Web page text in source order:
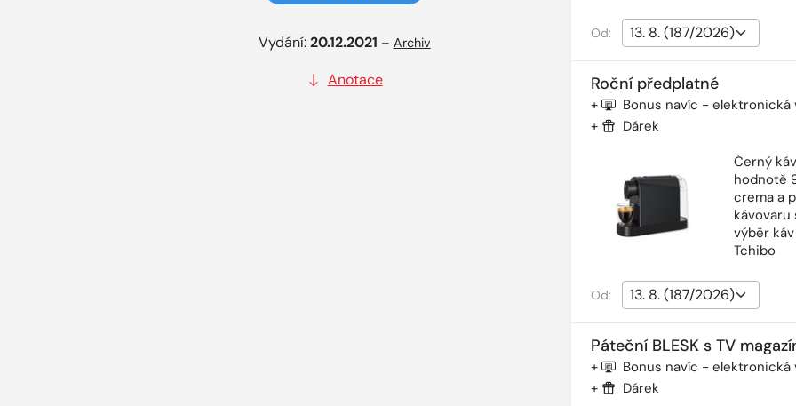
Vydání:20.12.2021 – Archiv
Anotace
Od:
Roční předplatné
+ Bonus navíc - elektronická
+
Dárek
Černý
hodnotě
crema a
kávovaru
výběr
Tchibo
Od:
Páteční BLESK s TV
+ Bonus navíc - elektronická
+ Dárek